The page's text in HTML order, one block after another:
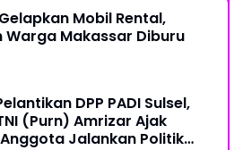
Mobil Rental,
Warga Makassar Diburu
DPP PADI Sulsel,
(Purn) Amrizar Ajak
Jalankan Politik